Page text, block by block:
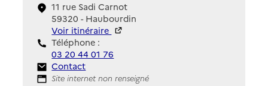
11 rue Sadi Carnot
59320 - Haubourdin
Voir itinéraire
Téléphone :
03 20 44 01 76
Contact
Contact
Site Internet
Site internet non renseigné